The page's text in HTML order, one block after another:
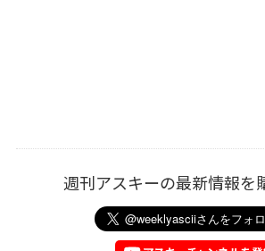
週刊アスキーの最新情報を